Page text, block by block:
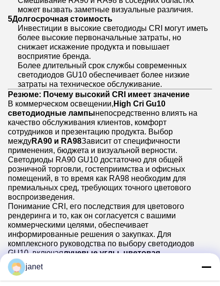
может вызвать заметные визуальные различия.
5Долгосрочная стоимость
Инвестиции в высокие светодиоды CRI могут иметь
более высокие первоначальные затраты, но
снижает искажение продукта и повышает
восприятие бренда.
Более длительный срок службы современных
светодиодов GU10 обеспечивает более низкие
затраты на техническое обслуживание.
Резюме: Почему высокий CRI имеет значение
В коммерческом освещении,High Cri Gu10
светодиодные лампынепосредственно влиять на
качество обслуживания клиентов, комфорт
сотрудников и презентацию продукта. Выбор
междуRA90 и RA98Зависит от специфичности
применения, бюджета и визуальной верности.
Светодиоды RA90 GU10 достаточно для общей
розничной торговли, гостеприимства и офисных
помещений, в то время как RA98 необходим для
премиальных сред, требующих точного цветового
воспроизведения.
Понимание CRI, его последствия для цветового
рендеринга и то, как он согласуется с вашими
коммерческими целями, обеспечивает
информированные решения о закупках. Для
комплексного руководства по выбору светодиодов
GU10, включаялучевые углы, цветовая
температура и варианты затемнения
нашей основной статье:
- ваше окончательное руководство по блестящему
janet